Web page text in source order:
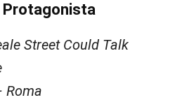
Street Could Talk
Roma